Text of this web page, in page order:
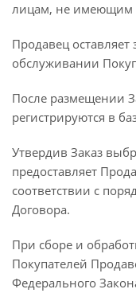
лицам, не имеющим
Продавец оставляет
обслуживании
После размещении
регистрируются в
Утвердив Заказ
предоставляет
соответствии с
Договора.
При сборе и
Покупателей
Федерального